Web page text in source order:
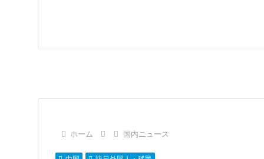
ホーム 国内ニュース